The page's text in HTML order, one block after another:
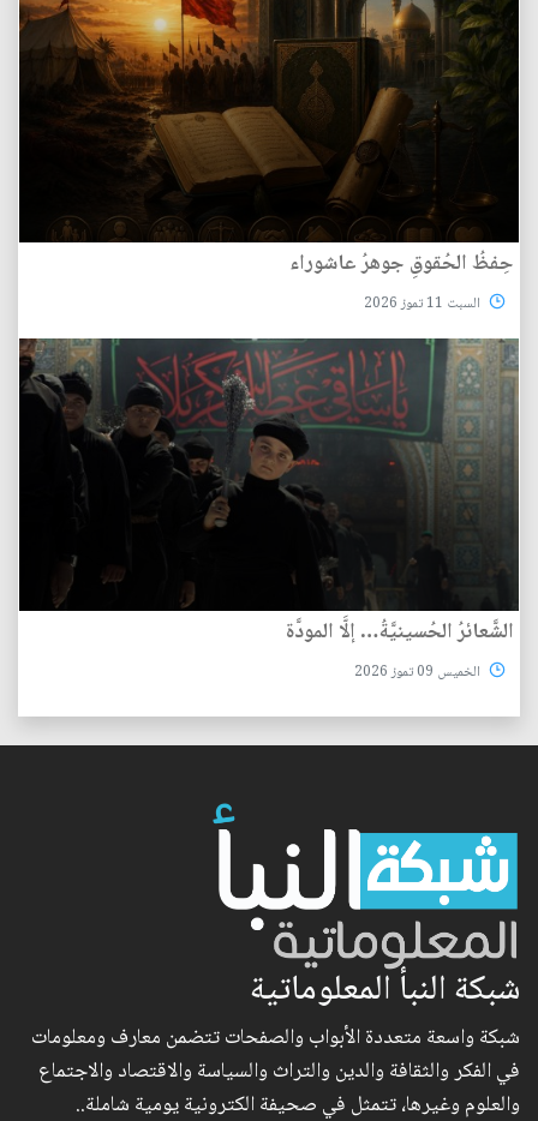
حِفظُ الحُقوقِ جوهرُ عاشوراء
السبت 11 تموز 2026
الشَّعائرُ الحُسينيَّةُ… إلَّا المودَّة
الخميس 09 تموز 2026
شبكة النبأ المعلوماتية
شبكة واسعة متعددة الأبواب والصفحات تتضمن معارف ومعلومات
في الفكر والثقافة والدين والتراث والسياسة والاقتصاد والاجتماع
والعلوم وغيرها، تتمثل في صحيفة الكترونية يومية شاملة..